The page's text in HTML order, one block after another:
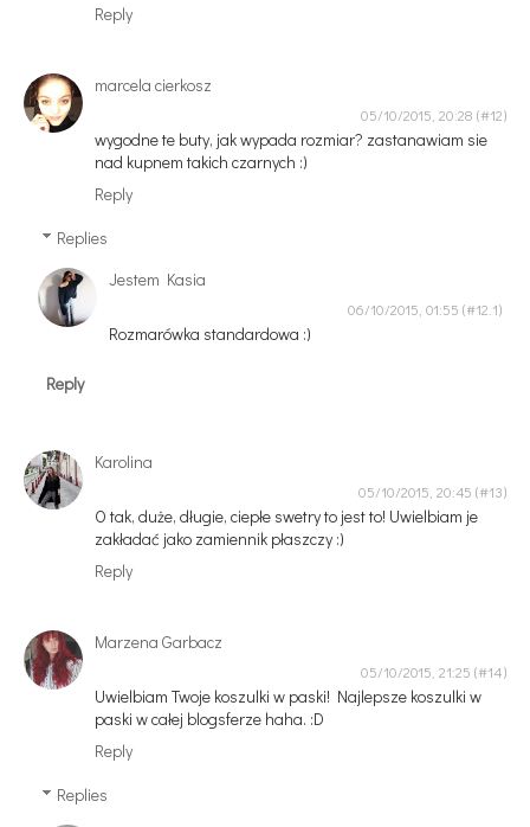
Reply
marcela cierkosz
05/10/2015, 20:28
wygodne te buty, jak wypada rozmiar? zastanawiam sie
nad kupnem takich czarnych :)
Reply
Replies
Jestem Kasia
06/10/2015, 01:55
Rozmarówka standardowa :)
Reply
Karolina
05/10/2015, 20:45
O tak, duże, długie, ciepłe swetry to jest to! Uwielbiam je
zakładać jako zamiennik płaszczy :)
Reply
Marzena Garbacz
05/10/2015, 21:25
Uwielbiam Twoje koszulki w paski! Najlepsze koszulki w
paski w całej blogsferze haha. :D
Reply
Replies